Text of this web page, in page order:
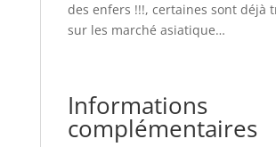
des enfers !!!, certaines sont déjà
sur les marché asiatique…
Informations
complémentaires